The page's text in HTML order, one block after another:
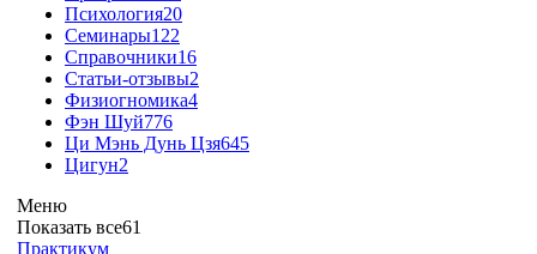
Психология20
Семинары122
Справочники16
Статьи-отзывы2
Физиогномика4
Фэн Шуй776
Ци Мэнь Дунь Цзя645
Цигун2
Меню
Показать все61
Практикум